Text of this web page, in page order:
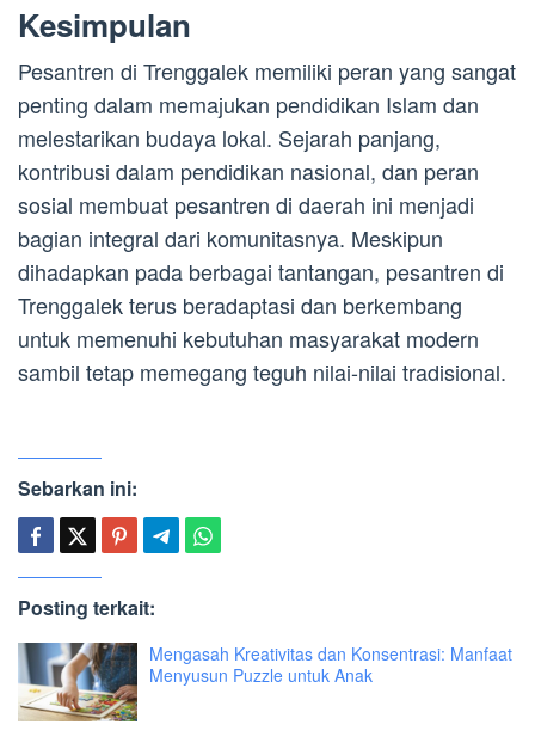
Kesimpulan
Pesantren di Trenggalek memiliki peran yang sangat
penting dalam memajukan pendidikan Islam dan
melestarikan budaya lokal. Sejarah panjang,
kontribusi dalam pendidikan nasional, dan peran
sosial membuat pesantren di daerah ini menjadi
bagian integral dari komunitasnya. Meskipun
dihadapkan pada berbagai tantangan, pesantren di
Trenggalek terus beradaptasi dan berkembang
untuk memenuhi kebutuhan masyarakat modern
sambil tetap memegang teguh nilai-nilai tradisional.
Sebarkan ini:
Posting terkait:
Mengasah Kreativitas dan Konsentrasi: Manfaat
Menyusun Puzzle untuk Anak